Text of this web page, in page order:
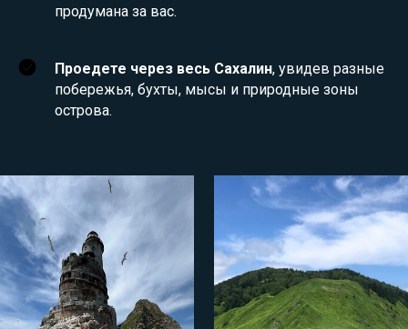
продумана за вас.
Проедете через весь Сахалин, увидев разные
побережья, бухты, мысы и природные зоны
острова.